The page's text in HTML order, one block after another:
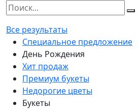
Все результаты
Специальное предложение
День Рождения
Хит продаж
Премиум букеты
Недорогие цветы
Букеты